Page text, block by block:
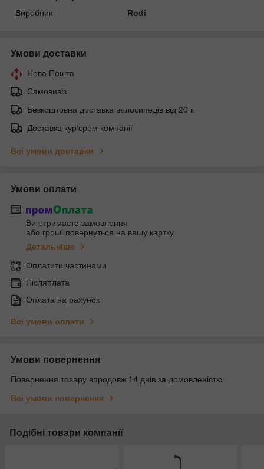
Виробник
Rodi
Умови доставки
Нова Пошта
Самовивіз
Безкоштовна доставка велосипедів від 20 к
Доставка кур'єром компанії
Всі умови доставки
Умови оплати
Ви отримаєте замовлення
або гроші повернуться на вашу картку
Детальніше
Оплатити частинами
Післяплата
Оплата на рахунок
Всі умови оплати
Умови повернення
Повернення товару впродовж 14 днів за домовленістю
Всі умови повернення
Подібні товари компанії